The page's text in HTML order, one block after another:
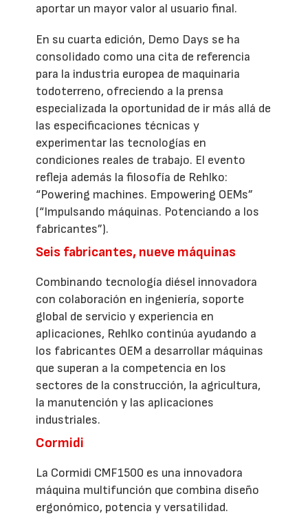
aportar un mayor valor al usuario final.
En su cuarta edición, Demo Days se ha
consolidado como una cita de referencia
para la industria europea de maquinaria
todoterreno, ofreciendo a la prensa
especializada la oportunidad de ir más allá de
las especificaciones técnicas y
experimentar las tecnologías en
condiciones reales de trabajo. El evento
refleja además la filosofía de Rehlko:
“Powering machines. Empowering OEMs”
(“Impulsando máquinas. Potenciando a los
fabricantes”).
Seis fabricantes, nueve máquinas
Combinando tecnología diésel innovadora
con colaboración en ingeniería, soporte
global de servicio y experiencia en
aplicaciones, Rehlko continúa ayudando a
los fabricantes OEM a desarrollar máquinas
que superan a la competencia en los
sectores de la construcción, la agricultura,
la manutención y las aplicaciones
industriales.
Cormidi
La Cormidi CMF1500 es una innovadora
máquina multifunción que combina diseño
ergonómico, potencia y versatilidad.